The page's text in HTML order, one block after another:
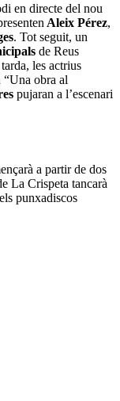
en directe del nou
Aleix Pérez,
. Tot seguit, un
de Reus
les actrius
“Una obra al
pujaran a l’escenari
a partir de dos
La Crispeta tancarà
punxadiscos